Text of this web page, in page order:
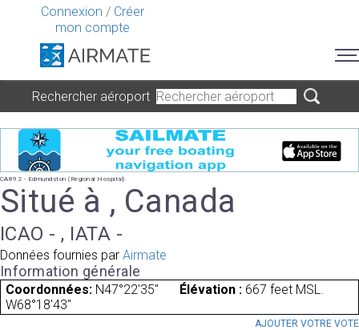
Connexion / Créer
mon compte
Rechercher aéroport
CA892 - Edmundston (Regional Hospital)
Situé à , Canada
ICAO - , IATA -
Données fournies par Airmate
Information générale
Coordonnées: N47°22'35"
W68°18'43"
Élévation : 667 feet MSL.
AJOUTER VOTRE VOTE